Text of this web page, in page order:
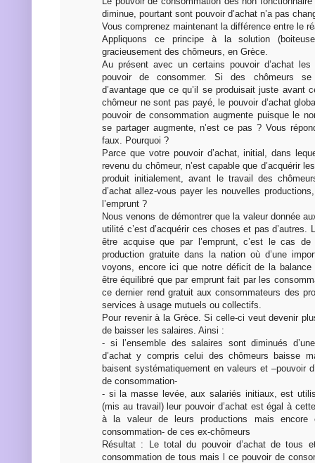
diminue, pourtant sont pouvoir d’achat n’a pas
Vous comprenez maintenant la différence entre le
Appliquons ce principe à la solution
gracieusement des chômeurs, en Grèce.
Au présent avec un certains pouvoir d’achat
pouvoir de consommer. Si des chômeurs
d’avantage que ce qu’il se produisait juste avant
chômeur ne sont pas payé, le pouvoir d’achat
pouvoir de consommation augmente puisque le
se partager augmente, n’est ce pas ? Vous
faux. Pourquoi ?
Parce que votre pouvoir d’achat, initial, dans
revenu du chômeur, n’est capable que d’acquérir
produit initialement, avant le travail des
d’achat allez-vous payer les nouvelles
l’emprunt ?
Nous venons de démontrer que la valeur donnée
utilité c’est d’acquérir ces choses et pas d’autres.
être acquise que par l’emprunt, c’est le cas de
production gratuite dans la nation où d’une
voyons, encore ici que notre déficit de la balance
être équilibré que par emprunt fait par les
ce dernier rend gratuit aux consommateurs des
services à usage mutuels ou collectifs.
Pour revenir à la Grèce. Si celle-ci veut devenir
de baisser les salaires. Ainsi :
- si l’ensemble des salaires sont diminués
d’achat y compris celui des chômeurs baisse
baisent systématiquement en valeurs et –pouvoir
de consommation-
- si la masse levée, aux salariés initiaux, est
(mis au travail) leur pouvoir d’achat est égal à
à la valeur de leurs productions mais encore
consommation- de ces ex-chômeurs
Résultat : Le total du pouvoir d’achat de tous
consommation de tous mais l ce pouvoir de